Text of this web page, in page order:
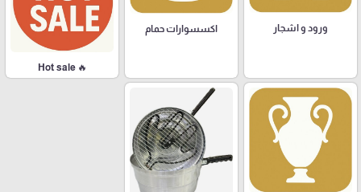
ورود و اشجار اكسسوارات حمام
🔥 Hot sale